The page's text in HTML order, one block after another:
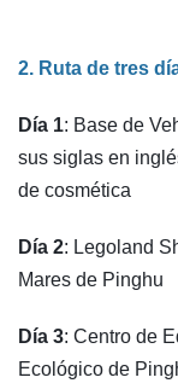
2. Ruta de tres
Día 1: Base de
sus siglas en
de cosmética
Día 2: Legoland
Mares de Pinghu
Día 3: Centro de
Ecológico de